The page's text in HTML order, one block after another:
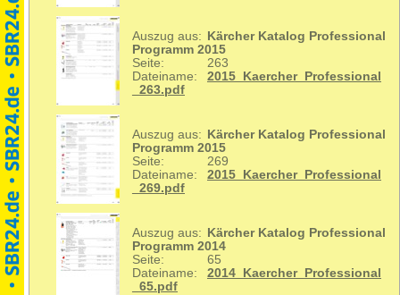
Auszug aus:
Kärcher Katalog Professional
Programm 2015
Seite:
263
Dateiname:
2015_Kaercher_Professional
_263.pdf
Auszug aus:
Kärcher Katalog Professional
Programm 2015
Seite:
269
Dateiname:
2015_Kaercher_Professional
_269.pdf
Auszug aus:
Kärcher Katalog Professional
Programm 2014
Seite:
65
Dateiname:
2014_Kaercher_Professional
_65.pdf